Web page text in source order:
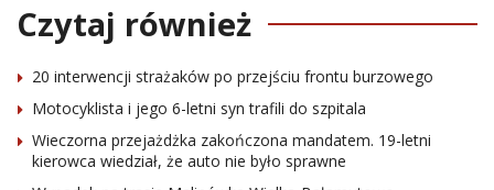
Czytaj również
20 interwencji strażaków po przejściu frontu burzowego
Motocyklista i jego 6-letni syn trafili do szpitala
Wieczorna przejażdżka zakończona mandatem. 19-letni
kierowca wiedział, że auto nie było sprawne